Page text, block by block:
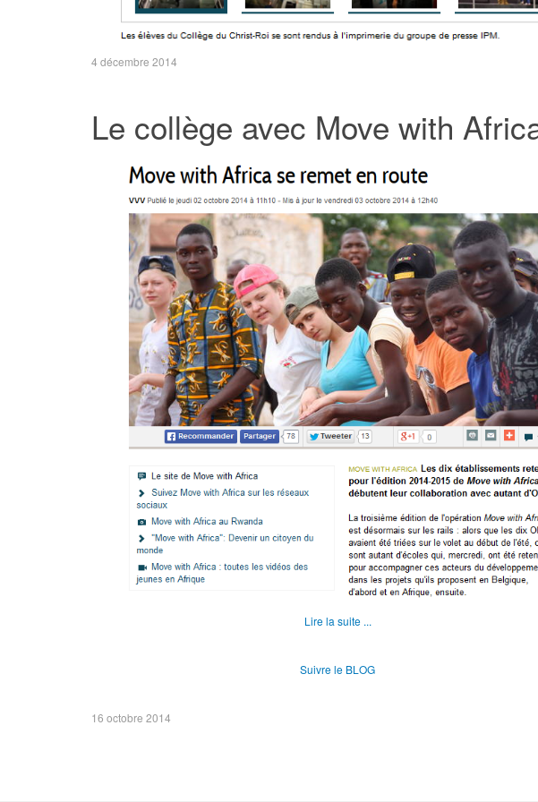
4 décembre 2014
Le collège avec Move with
Lire la suite ...
Suivre le BLOG
16 octobre 2014